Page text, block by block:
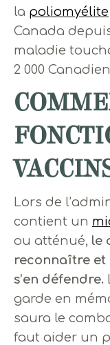
la poliomyélite
Canada depuis
maladie
2 000
Lors de
contient un
ou atténué, le
reconnaître
s’en défendre.
garde en
saura le
faut aider un